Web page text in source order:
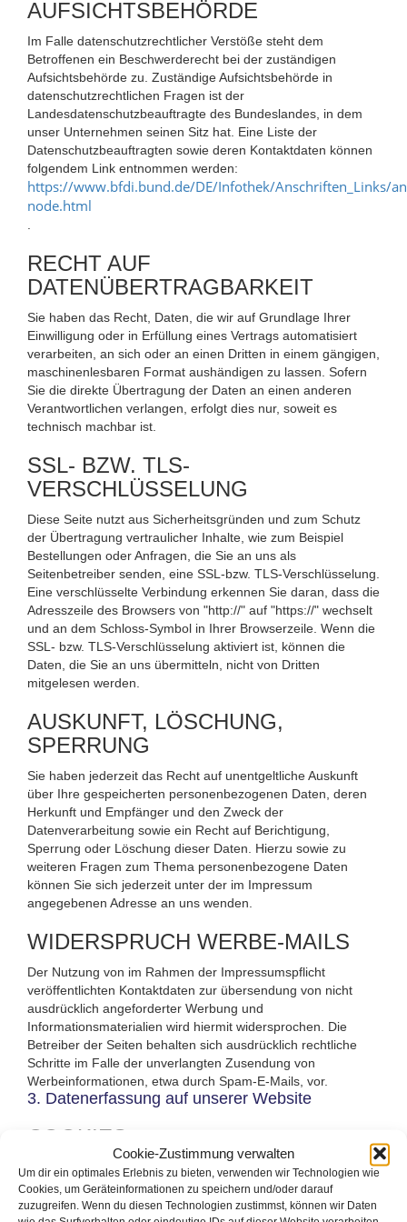
Cookie-Zustimmung verwalten
Um dir ein optimales Erlebnis zu bieten, verwenden wir Technologien wie
Cookies, um Geräteinformationen zu speichern und/oder darauf
zuzugreifen. Wenn du diesen Technologien zustimmst, können wir Daten
AUFSICHTSBEHÖRDE
Im Falle datenschutzrechtlicher Verstöße steht dem
Betroffenen ein Beschwerderecht bei der zuständigen
Aufsichtsbehörde zu. Zuständige Aufsichtsbehörde in
datenschutzrechtlichen Fragen ist der
Landesdatenschutzbeauftragte des Bundeslandes, in dem
unser Unternehmen seinen Sitz hat. Eine Liste der
Datenschutzbeauftragten sowie deren Kontaktdaten können
folgendem Link entnommen werden:
https://www.bfdi.bund.de/DE/Infothek/Anschriften_Links/
node.html
RECHT AUF
DATENÜBERTRAGBARKEIT
Sie haben das Recht, Daten, die wir auf Grundlage Ihrer
Einwilligung oder in Erfüllung eines Vertrags automatisiert
verarbeiten, an sich oder an einen Dritten in einem gängigen,
maschinenlesbaren Format aushändigen zu lassen. Sofern
Sie die direkte Übertragung der Daten an einen anderen
Verantwortlichen verlangen, erfolgt dies nur, soweit es
technisch machbar ist.
SSL- BZW. TLS-
VERSCHLÜSSELUNG
Diese Seite nutzt aus Sicherheitsgründen und zum Schutz
der Übertragung vertraulicher Inhalte, wie zum Beispiel
Bestellungen oder Anfragen, die Sie an uns als
Seitenbetreiber senden, eine SSL-bzw. TLS-Verschlüsselung.
Eine verschlüsselte Verbindung erkennen Sie daran, dass die
Adresszeile des Browsers von "http://" auf "https://" wechselt
und an dem Schloss-Symbol in Ihrer Browserzeile. Wenn die
SSL- bzw. TLS-Verschlüsselung aktiviert ist, können die
Daten, die Sie an uns übermitteln, nicht von Dritten
mitgelesen werden.
AUSKUNFT, LÖSCHUNG,
SPERRUNG
Sie haben jederzeit das Recht auf unentgeltliche Auskunft
über Ihre gespeicherten personenbezogenen Daten, deren
Herkunft und Empfänger und den Zweck der
Datenverarbeitung sowie ein Recht auf Berichtigung,
Sperrung oder Löschung dieser Daten. Hierzu sowie zu
weiteren Fragen zum Thema personenbezogene Daten
können Sie sich jederzeit unter der im Impressum
angegebenen Adresse an uns wenden.
WIDERSPRUCH WERBE-MAILS
Der Nutzung von im Rahmen der Impressumspflicht
veröffentlichten Kontaktdaten zur übersendung von nicht
ausdrücklich angeforderter Werbung und
Informationsmaterialien wird hiermit widersprochen. Die
Betreiber der Seiten behalten sich ausdrücklich rechtliche
Schritte im Falle der unverlangten Zusendung von
Werbeinformationen, etwa durch Spam-E-Mails, vor.
3. Datenerfassung auf unserer Website
COOKIES
Die Internetseiten verwenden teilweise so genannte Cookies.
Cookies richten auf Ihrem Rechner keinen Schaden an und
enthalten keine Viren. Cookies dienen dazu, unser Angebot